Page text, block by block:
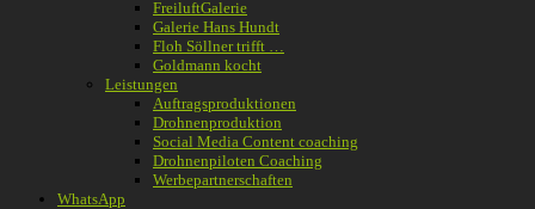
FreiluftGalerie
Galerie Hans Hundt
Floh Söllner trifft …
Goldmann kocht
Leistungen
Auftragsproduktionen
Drohnenproduktion
Social Media Content coaching
Drohnenpiloten Coaching
Werbepartnerschaften
WhatsApp